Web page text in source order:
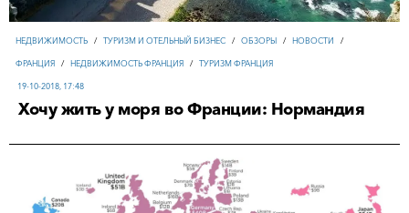
НЕДВИЖИМОСТЬ / ТУРИЗМ И ОТЕЛЬНЫЙ БИЗНЕС / ОБЗОРЫ / НОВОСТИ /
ФРАНЦИЯ / НЕДВИЖИМОСТЬ ФРАНЦИЯ / ТУРИЗМ ФРАНЦИЯ
19-10-2018, 17:48
Хочу жить у моря во Франции: Нормандия